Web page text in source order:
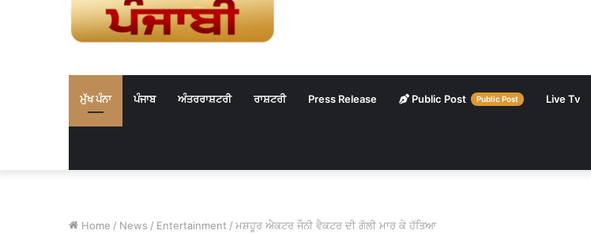
ਮੁੱਖ ਪੰਨਾ ਪੰਜਾਬ ਅੰਤਰਰਾਸ਼ਟਰੀ ਰਾਸ਼ਟਰੀ Press Release Public Post Public Post Live Tv
Home / News / Entertainment / ਮਸ਼ਹੂਰ ਐਕਟਰ ਜੌਨੀ ਵੈਕਟਰ ਦੀ ਗੋਲੀ ਮਾਰ ਕੇ ਹੱਤਿਆ